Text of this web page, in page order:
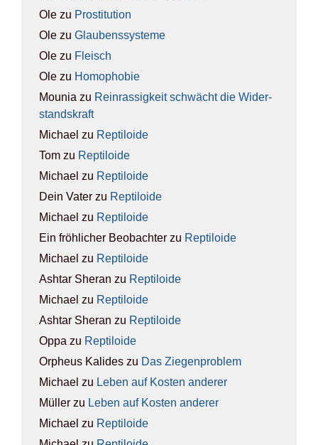
Ole zu Pro­sti­tu­ti­on
Ole zu Glau­bens­sys­te­me
Ole zu Fleisch
Ole zu Homo­pho­bie
Mounia zu Rein­ras­sig­keit schwächt die Wider­
stands­kraft
Michael zu Rep­ti­lo­ide
Tom zu Rep­ti­lo­ide
Michael zu Rep­ti­lo­ide
Dein Vater zu Rep­ti­lo­ide
Michael zu Rep­ti­lo­ide
Ein fröhlicher Beobachter zu Rep­ti­lo­ide
Michael zu Rep­ti­lo­ide
Ashtar Sheran zu Rep­ti­lo­ide
Michael zu Rep­ti­lo­ide
Ashtar Sheran zu Rep­ti­lo­ide
Oppa zu Rep­ti­lo­ide
Orpheus Kalides zu Das Zie­gen­pro­blem
Michael zu Leben auf Kos­ten ande­rer
Müller zu Leben auf Kos­ten ande­rer
Michael zu Rep­ti­lo­ide